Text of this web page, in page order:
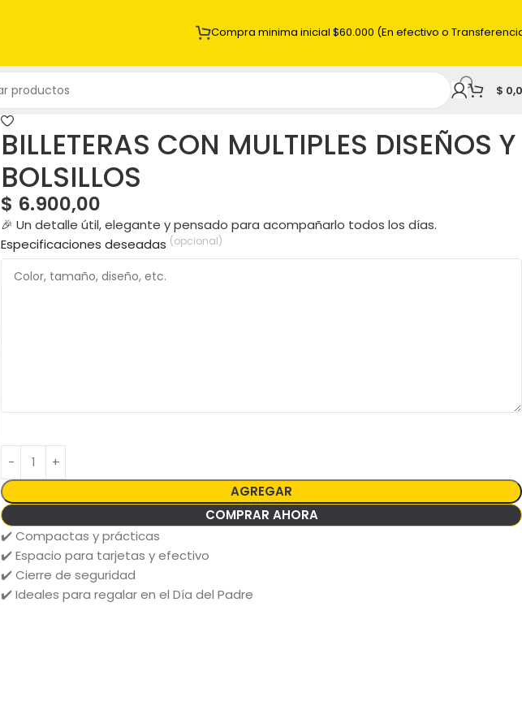
Compra minima inicial $60.000 (En efectivo o
$
BILLETERAS CON MULTIPLES DISEÑOS Y
BOLSILLOS
$ 6.900,00
🎉 Un detalle útil, elegante y pensado para acompañarlo todos los días.
Especificaciones deseadas (opcional)
AGREGAR
COMPRAR AHORA
✔️ Compactas y prácticas
✔️ Espacio para tarjetas y efectivo
✔️ Cierre de seguridad
✔️ Ideales para regalar en el Día del Padre